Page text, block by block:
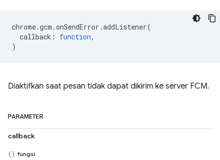
chrome.gcm .onSendError .addListener(
callback : function,
)
Diaktifkan saat pesan tidak dapat dikirim ke server FCM.
PARAMETER
callback
fungsi